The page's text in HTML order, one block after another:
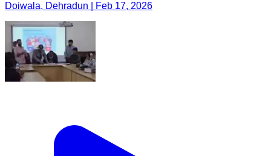
Doiwala, Dehradun | Feb 17, 2026